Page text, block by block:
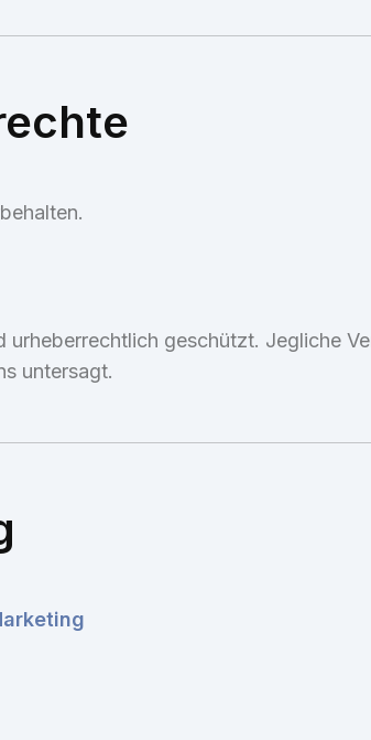
geschützt. Jegliche
untersagt.